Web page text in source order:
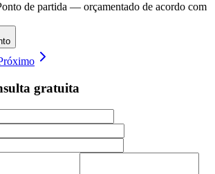
de partida — orçamentado de acordo com
gratuita